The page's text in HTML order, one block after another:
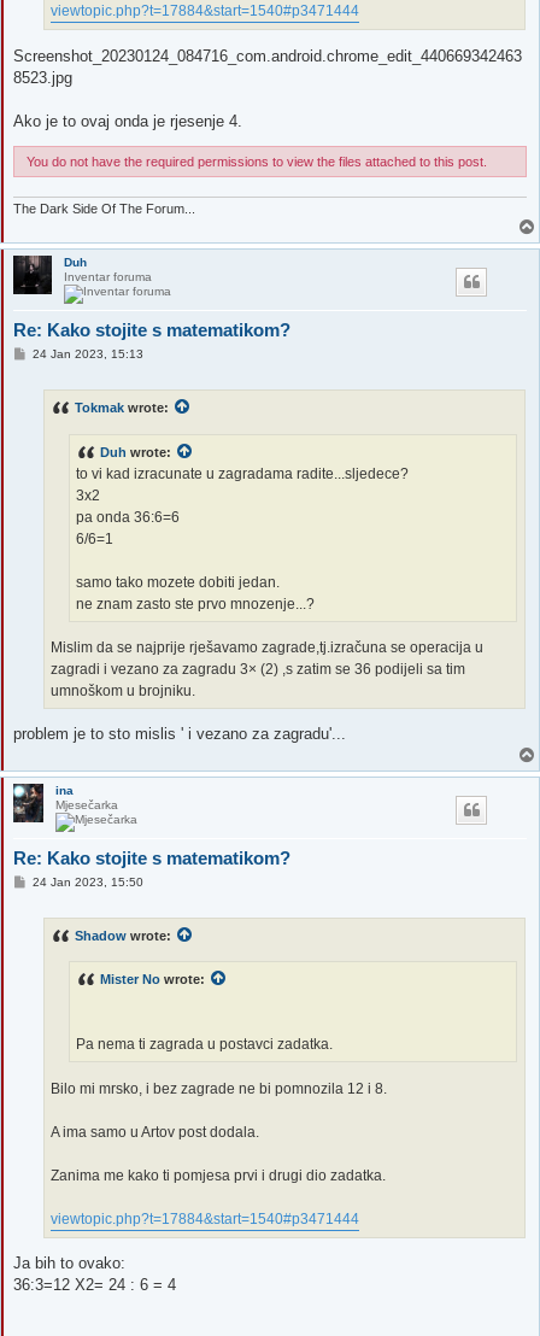
viewtopic.php?t=17884&start=1540#p3471444
Screenshot_20230124_084716_com.android.chrome_edit_440669342463
8523.jpg
Ako je to ovaj onda je rjesenje 4.
You do not have the required permissions to view the files attached to this post.
The Dark Side Of The Forum...
Duh
Inventar foruma
Re: Kako stojite s matematikom?
P24 Jan 2023, 15:13
Tokmak wrote:
Duh wrote:
to vi kad izracunate u zagradama radite...sljedece?
3x2
pa onda 36:6=6
6/6=1
samo tako mozete dobiti jedan.
ne znam zasto ste prvo mnozenje...?
Mislim da se najprije rješavamo zagrade,tj.izračuna se operacija u
zagradi i vezano za zagradu 3× (2) ,s zatim se 36 podijeli sa tim
umnoškom u brojniku.
problem je to sto mislis ' i vezano za zagradu'...
ina
Mjesečarka
Re: Kako stojite s matematikom?
P24 Jan 2023, 15:50
Shadow wrote:
Mister No wrote:
Pa nema ti zagrada u postavci zadatka.
Bilo mi mrsko, i bez zagrade ne bi pomnozila 12 i 8.
A ima samo u Artov post dodala.
Zanima me kako ti pomjesa prvi i drugi dio zadatka.
viewtopic.php?t=17884&start=1540#p3471444
Ja bih to ovako:
36:3=12 X2= 24 : 6 = 4